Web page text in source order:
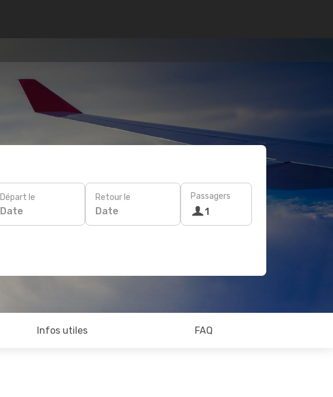
Départ le
Date
Retour le
Date
Passagers
1
Infos utiles FAQ